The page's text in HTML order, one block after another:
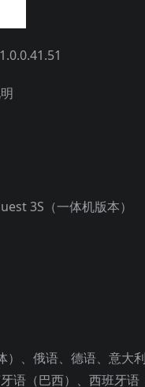
3S（一体机版本）
）、俄语、德语、意大
语（巴西）、西班牙